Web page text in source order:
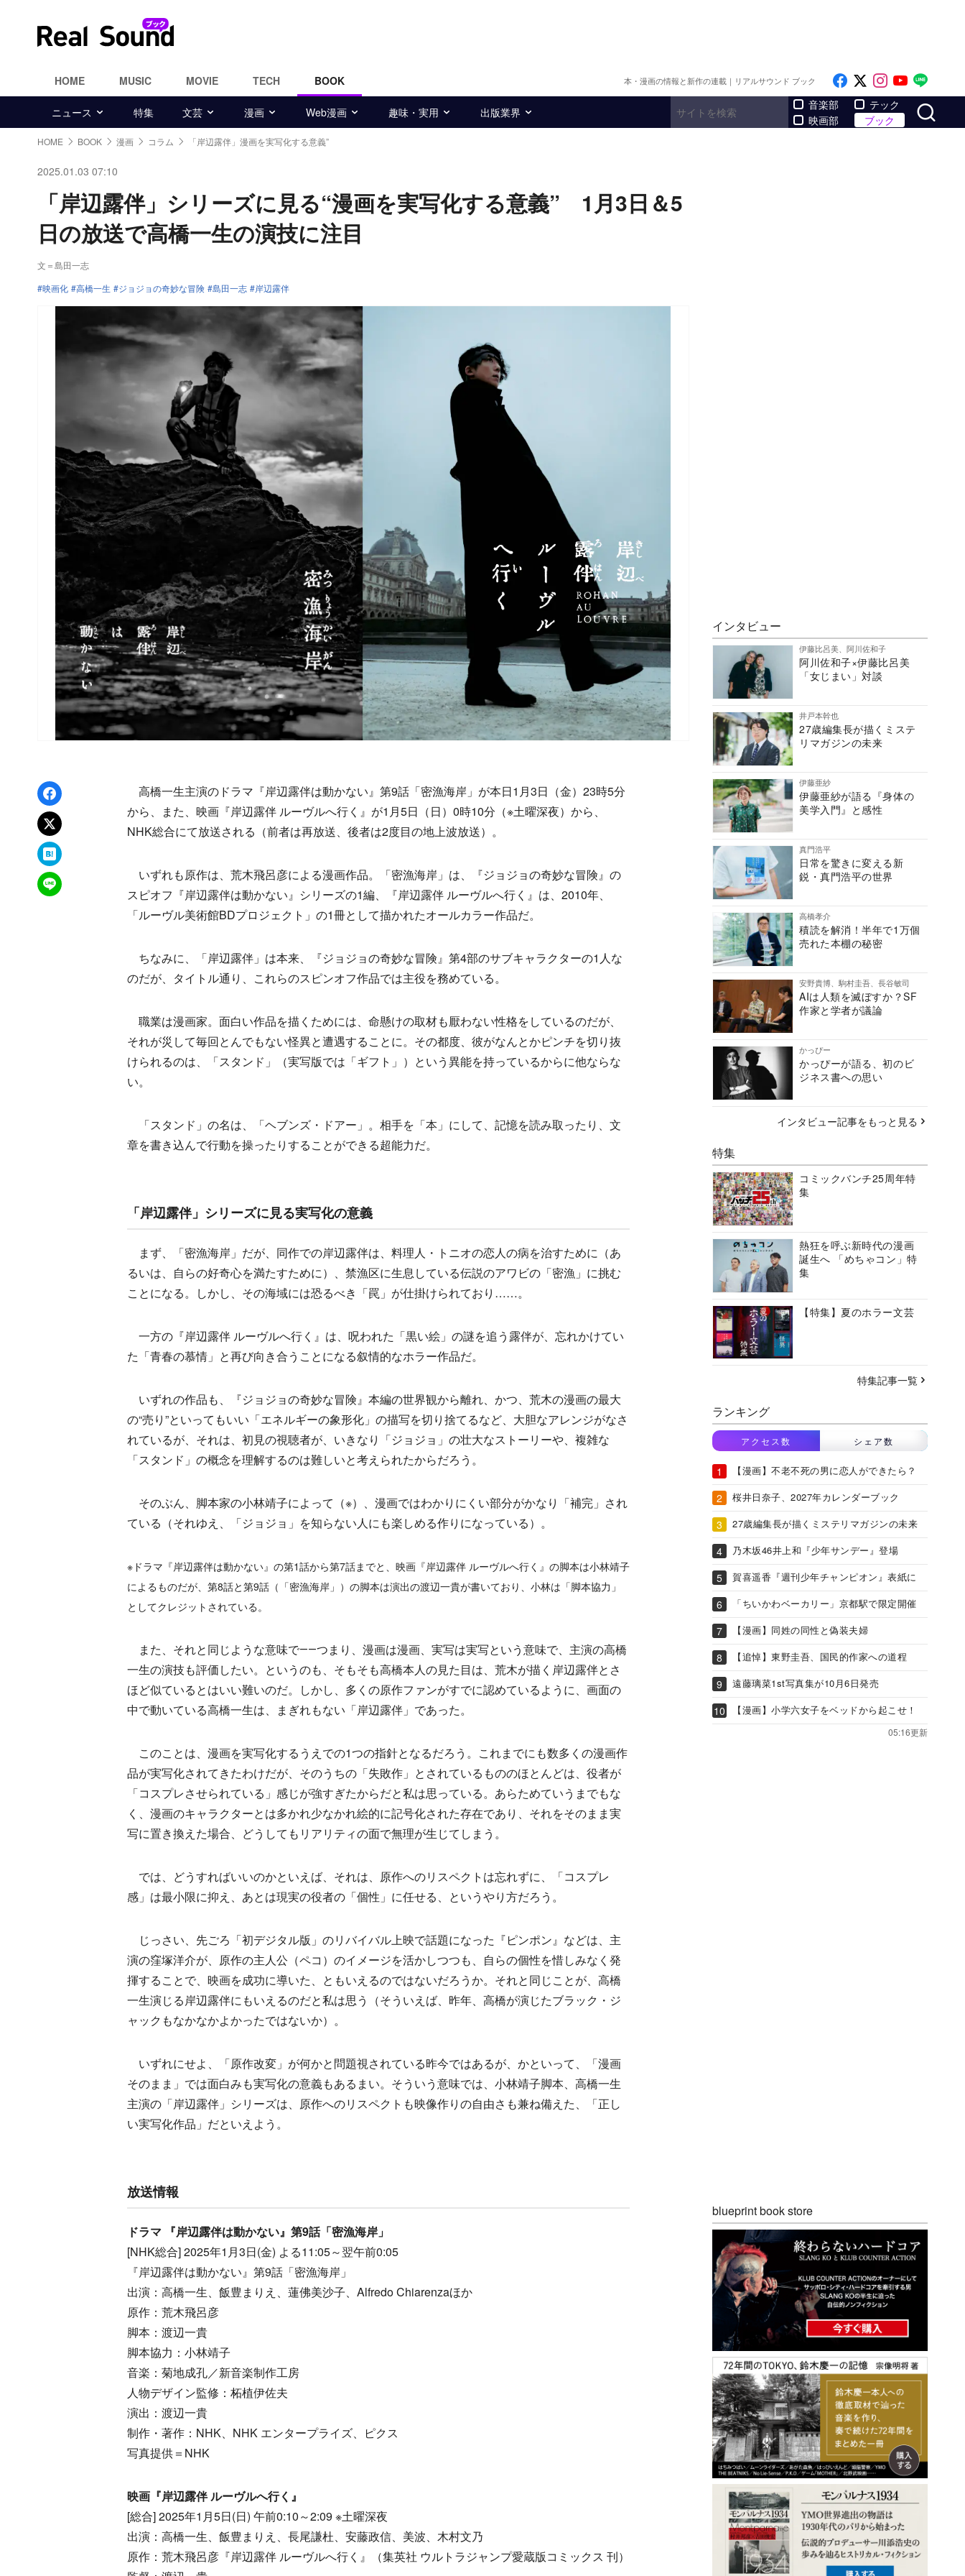
HOME MUSIC MOVIE TECH BOOK 本・漫画の情報と新作の連載｜リアルサウンド ブック Like on Facebook
Follow on x
Follow on
Follow
ニュース 特集 文芸 漫画 Web漫画 趣味・実用 出版業界
音楽部
映画部
テック
ブック
HOME BOOK 漫画 コラム 「岸辺露伴」漫画を実写化する意義”
2025.01.03 07:10
「岸辺露伴」シリーズに見る“漫画を実写化する意義” 1月3日＆5
日の放送で高橋一生の演技に注目
文＝島田一志
映画化
高橋一生 ジョジョの奇妙な冒険 島田一志 岸辺露伴
Facebookでシェア
xでポスト
はてなブックマーク
LINEで送る
高橋一生主演のドラマ『岸辺露伴は動かない』第9話「密漁海岸」が本日1月3日（金）23時5分
から、また、映画『岸辺露伴 ルーヴルへ行く』が1月5日（日）0時10分（※土曜深夜）から、
NHK総合にて放送される（前者は再放送、後者は2度目の地上波放送）。
いずれも原作は、荒木飛呂彦による漫画作品。「密漁海岸」は、『ジョジョの奇妙な冒険』の
スピオフ『岸辺露伴は動かない』シリーズの1編、『岸辺露伴 ルーヴルへ行く』は、2010年、
「ルーヴル美術館BDプロジェクト」の1冊として描かれたオールカラー作品だ。
ちなみに、「岸辺露伴」は本来、『ジョジョの奇妙な冒険』第4部のサブキャラクターの1人な
のだが、タイトル通り、これらのスピンオフ作品では主役を務めている。
職業は漫画家。面白い作品を描くためには、命懸けの取材も厭わない性格をしているのだが、
それが災して毎回とんでもない怪異と遭遇することに。その都度、彼がなんとかピンチを切り抜
けられるのは、「スタンド」（実写版では「ギフト」）という異能を持っているからに他ならな
い。
「スタンド」の名は、「ヘブンズ・ドアー」。相手を「本」にして、記憶を読み取ったり、文
章を書き込んで行動を操ったりすることができる超能力だ。
「岸辺露伴」シリーズに見る実写化の意義
まず、「密漁海岸」だが、同作での岸辺露伴は、料理人・トニオの恋人の病を治すために（あ
るいは、自らの好奇心を満たすために）、禁漁区に生息している伝説のアワビの「密漁」に挑む
ことになる。しかし、その海域には恐るべき「罠」が仕掛けられており……。
一方の『岸辺露伴 ルーヴルへ行く』は、呪われた「黒い絵」の謎を追う露伴が、忘れかけてい
た「青春の慕情」と再び向き合うことになる叙情的なホラー作品だ。
いずれの作品も、『ジョジョの奇妙な冒険』本編の世界観から離れ、かつ、荒木の漫画の最大
の“売り”といってもいい「エネルギーの象形化」の描写を切り捨てるなど、大胆なアレンジがなさ
れているが、それは、初見の視聴者が、いきなり「ジョジョ」の壮大なストーリーや、複雑な
「スタンド」の概念を理解するのは難しいと考えられたからだろう。
そのぶん、脚本家の小林靖子によって（※）、漫画ではわかりにくい部分がかなり「補完」され
ている（それゆえ、「ジョジョ」を知らない人にも楽しめる作りになっている）。
※ドラマ『岸辺露伴は動かない』の第1話から第7話までと、映画『岸辺露伴 ルーヴルへ行く』の脚本は小林靖子
によるものだが、第8話と第9話（「密漁海岸」）の脚本は演出の渡辺一貴が書いており、小林は「脚本協力」
としてクレジットされている。
また、それと同じような意味で――つまり、漫画は漫画、実写は実写という意味で、主演の高橋
一生の演技も評価したい。というのも、そもそも高橋本人の見た目は、荒木が描く岸辺露伴とさ
ほど似ているとはいい難いのだ。しかし、多くの原作ファンがすでに認めているように、画面の
中で動いている高橋一生は、まぎれもない「岸辺露伴」であった。
このことは、漫画を実写化するうえでの1つの指針となるだろう。これまでにも数多くの漫画作
品が実写化されてきたわけだが、そのうちの「失敗作」とされているもののほとんどは、役者が
「コスプレさせられている」感じが強すぎたからだと私は思っている。あらためていうまでもな
く、漫画のキャラクターとは多かれ少なかれ絵的に記号化された存在であり、それをそのまま実
写に置き換えた場合、どうしてもリアリティの面で無理が生じてしまう。
では、どうすればいいのかといえば、それは、原作へのリスペクトは忘れずに、「コスプレ
感」は最小限に抑え、あとは現実の役者の「個性」に任せる、というやり方だろう。
じっさい、先ごろ「初デジタル版」のリバイバル上映で話題になった『ピンポン』などは、主
演の窪塚洋介が、原作の主人公（ペコ）のイメージを活かしつつも、自らの個性を惜しみなく発
揮することで、映画を成功に導いた、ともいえるのではないだろうか。それと同じことが、高橋
一生演じる岸辺露伴にもいえるのだと私は思う（そういえば、昨年、高橋が演じたブラック・ジ
ャックもなかなかよかったではないか）。
いずれにせよ、「原作改変」が何かと問題視されている昨今ではあるが、かといって、「漫画
そのまま」では面白みも実写化の意義もあるまい。そういう意味では、小林靖子脚本、高橋一生
主演の「岸辺露伴」シリーズは、原作へのリスペクトも映像作りの自由さも兼ね備えた、「正し
い実写化作品」だといえよう。
放送情報
ドラマ 『岸辺露伴は動かない』第9話「密漁海岸」
[NHK総合] 2025年1月3日(金) よる11:05～翌午前0:05
『岸辺露伴は動かない』第9話「密漁海岸」
出演：高橋一生、飯豊まりえ、蓮佛美沙子、Alfredo Chiarenzaほか
原作：荒木飛呂彦
脚本：渡辺一貴
脚本協力：小林靖子
音楽：菊地成孔／新音楽制作工房
人物デザイン監修：柘植伊佐夫
演出：渡辺一貴
制作・著作：NHK、NHK エンタープライズ、ピクス
写真提供＝NHK
映画『岸辺露伴 ルーヴルへ行く』
[総合] 2025年1月5日(日) 午前0:10～2:09 ※土曜深夜
出演：高橋一生、飯豊まりえ、長尾謙杜、安藤政信、美波、木村文乃
原作：荒木飛呂彦『岸辺露伴 ルーヴルへ行く』（集英社 ウルトラジャンプ愛蔵版コミックス 刊）
インタビュー
伊藤比呂美、阿川佐和子
阿川佐和子×伊藤比呂美
「女じまい」対談
井戸本幹也
27歳編集長が描くミステ
リマガジンの未来
伊藤亜紗
伊藤亜紗が語る『身体の
美学入門』と感性
真門浩平
日常を驚きに変える新
鋭・真門浩平の世界
高橋孝介
積読を解消！半年で1万個
売れた本棚の秘密
安野貴博、駒村圭吾、長谷敏司
AIは人類を滅ぼすか？SF
作家と学者が議論
かっぴー
かっぴーが語る、初のビ
ジネス書への思い
インタビュー記事をもっと見る
特集
コミックバンチ25周年特
集
熱狂を呼ぶ新時代の漫画
誕生へ 「めちゃコン」特
集
【特集】夏のホラー文芸
特集記事一覧
ランキング
アクセス数 シェア数
【漫画】不老不死の男に恋人ができたら？
桜井日奈子、2027年カレンダーブック
27歳編集長が描くミステリマガジンの未来
乃木坂46井上和『少年サンデー』登場
賀喜遥香『週刊少年チャンピオン』表紙に
「ちいかわベーカリー」京都駅で限定開催
【漫画】同姓の同性と偽装夫婦
【追悼】東野圭吾、国民的作家への道程
遠藤璃菜1st写真集が10月6日発売
【漫画】小学六女子をベッドから起こせ！
05:16更新
blueprint book store